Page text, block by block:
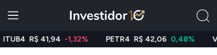
R$ 41,94 -1,32% PETR4 R$ 42,06 0,48% VALE3